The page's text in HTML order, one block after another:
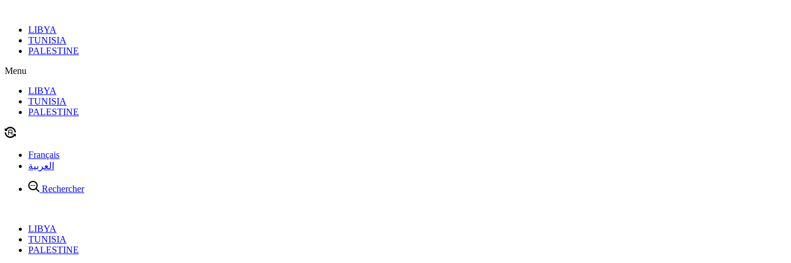
contenuLIBYA
TUNISIA
PALESTINE
Menu
LIBYA
TUNISIA
PALESTINE
Français
العربية
Rechercher
LIBYA
TUNISIA
PALESTINE